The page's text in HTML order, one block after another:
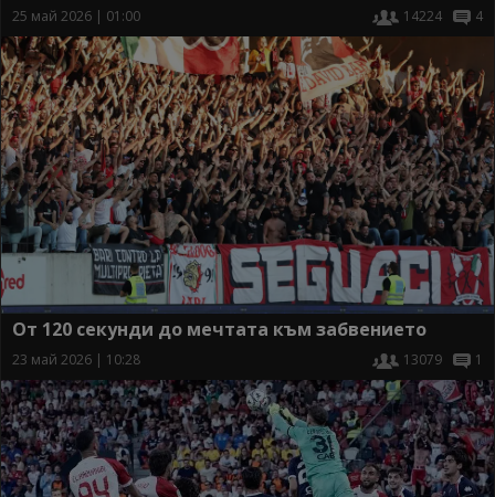
25 май 2026 | 01:00 14224 4
От 120 секунди до мечтата към забвението
23 май 2026 | 10:28 13079 1